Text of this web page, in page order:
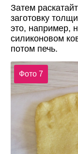
Затем
заготовку
это, например,
силиконовом
потом печь.
Фото 7